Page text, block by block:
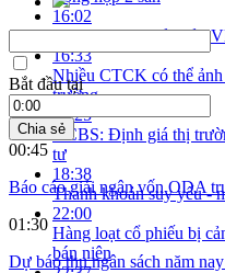
16:02
AIS: Hai kịch bản của
16:33
Nhiều CTCK có thể
trường
17:25
ACBS: Định giá thị
tư
18:38
Thanh khoản suy yếu -
22:00
Hàng loạt cổ phiếu bị
bán niên
Bắt đầu tại
Chia sẻ
00:45
Báo cáo giải ngân vốn ODA
01:30
Dự báo thu ngân sách năm